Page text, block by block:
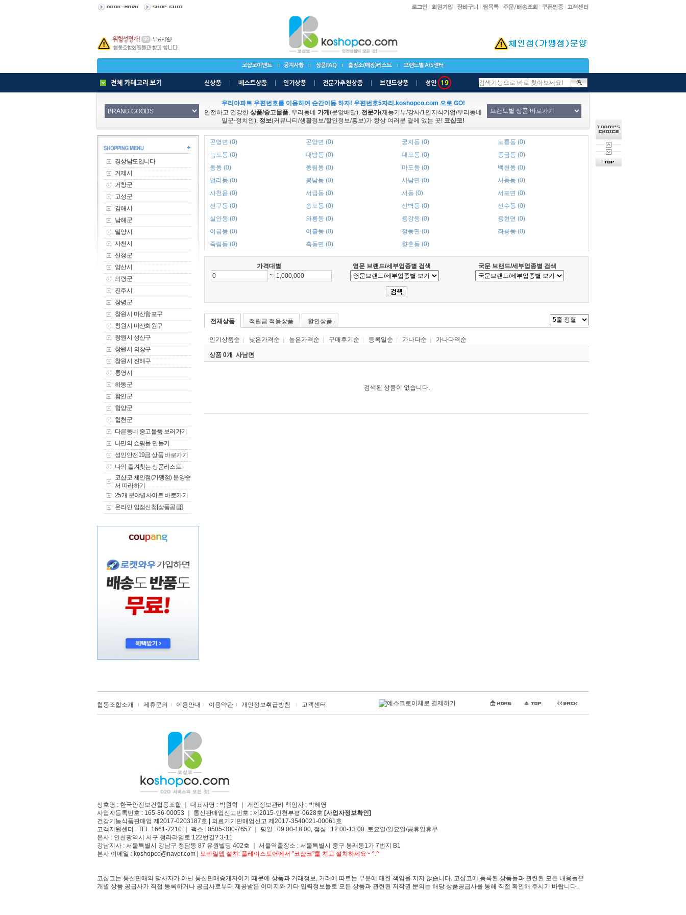
우리아파트 우편번호를 이용하여 순간이동 하자! 우편번호5자리.koshopco.com 으로 GO!
안전하고 건강한 상품/중고물품, 우리동네 가게 (문앞배달), 전문가(재능기부/강사/1인지식기업/우리동네
일꾼-정치인), 정보(커뮤니티/생활정보/할인정보/홍보)가 항상 여러분 곁에 있는 곳! 코샵코!
경상남도입니다
거제시
거창군
고성군
김해시
남해군
밀양시
사천시
산청군
양산시
의령군
진주시
창녕군
창원시 마산합포구
창원시 마산회원구
창원시 성산구
창원시 의창구
창원시 진해구
통영시
하동군
함안군
함양군
합천군
다른동네 중고물품 보러가기
나만의 쇼핑몰 만들기
성인안전19금 상품 바로가기
나의 즐겨찾는 상품리스트
코샵코 체인점(가맹점) 분양순
서 따라하기
25개 분야별사이트 바로가기
온라인 입점신청[상품공급]
곤명면 (0) 곤양면 (0) 궁지동 (0)
노룡동 (0)
늑도동 (0)
대방동 (0) 대포동 (0)
동금동 (0)
동동 (0)
동림동 (0) 마도동 (0)
백천동 (0)
벌리동 (0)
봉남동 (0) 사남면 (0)
사등동 (0)
사천읍 (0)
서금동 (0) 서동 (0)
서포면 (0)
선구동 (0)
송포동 (0) 신벽동 (0)
신수동 (0)
실안동 (0)
와룡동 (0) 용강동 (0)
용현면 (0)
이금동 (0)
이홀동 (0) 정동면 (0)
좌룡동 (0)
죽림동 (0)
축동면 (0) 향촌동 (0)
가격대별 영문 브랜드/세부업종별 검색
국문 브랜드/세부업종별 검색
~
전체상품 적립금 적용상품 할인상품
인기상품순 낮은가격순 높은가격순 구매후기순 등록일순 가나다순 가나다역순
상품 0개 사남면
검색된 상품이 없습니다.
협동조합소개 제휴문의 이용안내 이용약관 개인정보취급방침 고객센터
상호명 : 한국안전보건협동조합 ｜ 대표자명 : 박원학 ｜ 개인정보관리 책임자 : 박혜영
사업자등록번호 : 165-86-00053 ｜ 통신판매업신고번호 : 제2015-인천부평-0628호 [사업자정보확인]
건강기능식품판매업 제2017-0203187호 | 의료기기판매업신고 제2017-3540021-00061호
고객지원센터 : TEL 1661-7210 ｜ 팩스 : 0505-300-7657 ｜ 평일 : 09:00-18:00, 점심 : 12:00-13:00. 토요일/일요일/공휴일휴무
본사 : 인천광역시 서구 청라라임로 122번길? 3-11
강남지사 : 서울특별시 강남구 청담동 87 유원빌딩 402호 ｜ 서울역출장소 : 서울특별시 중구 봉래동1가 7번지 B1
본사 이메일 : koshopco@naver.com | 모바일앱 설치: 플레이스토어에서 "코샵코"를 치고 설치하세요~ ^.^
코샵코는 통신판매의 당사자가 아닌 통신판매중개자이기 때문에 상품과 거래정보, 거래에 따르는 부분에 대한 책임을 지지 않습니다. 코샵코에 등록된 상품들과 관련된 모든 내용들은
개별 상품 공급사가 직접 등록하거나 공급사로부터 제공받은 이미지와 기타 입력정보들로 모든 상품과 관련된 저작권 문의는 해당 상품공급사를 통해 직접 확인해 주시기 바랍니다.​